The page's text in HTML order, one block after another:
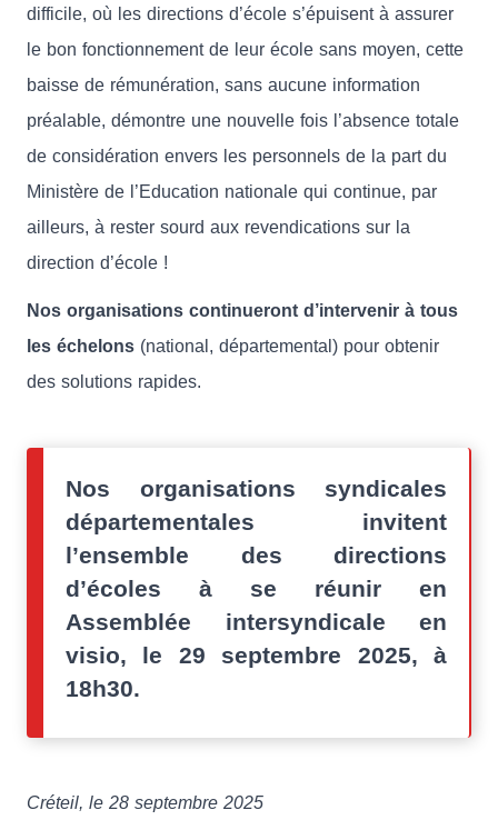
difficile, où les directions d’école s’épuisent à assurer
le bon fonctionnement de leur école sans moyen, cette
baisse de rémunération, sans aucune information
préalable, démontre une nouvelle fois l’absence totale
de considération envers les personnels de la part du
Ministère de l’Education nationale qui continue, par
ailleurs, à rester sourd aux revendications sur la
direction d’école !
Nos organisations continueront d’intervenir à tous
les échelons (national, départemental) pour obtenir
des solutions rapides.
Nos organisations syndicales
départementales invitent
l’ensemble des directions
d’écoles à se réunir en
Assemblée intersyndicale en
visio, le 29 septembre 2025, à
18h30.
Créteil, le 28 septembre 2025